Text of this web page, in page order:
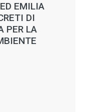
EMILIA
DI
PER LA